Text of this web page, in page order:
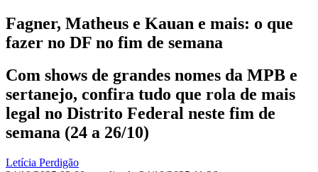
Fagner, Matheus e Kauan e mais: o que
fazer no DF no fim de semana
Com shows de grandes nomes da MPB e
sertanejo, confira tudo que rola de mais
legal no Distrito Federal neste fim de
semana (24 a 26/10)
Letícia Perdigão